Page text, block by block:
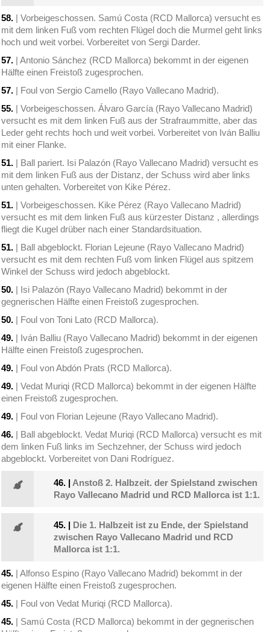
58. | Vorbeigeschossen. Samú Costa (RCD Mallorca) versucht es
mit dem linken Fuß vom rechten Flügel doch die Murmel geht links
hoch und weit vorbei. Vorbereitet von Sergi Darder.
57. | Antonio Sánchez (RCD Mallorca) bekommt in der eigenen
Hälfte einen Freistoß zugesprochen.
57. | Foul von Sergio Camello (Rayo Vallecano Madrid).
55. | Vorbeigeschossen. Álvaro García (Rayo Vallecano Madrid)
versucht es mit dem linken Fuß aus der Strafraummitte, aber das
Leder geht rechts hoch und weit vorbei. Vorbereitet von Iván Balliu
mit einer Flanke.
51. | Ball pariert. Isi Palazón (Rayo Vallecano Madrid) versucht es
mit dem linken Fuß aus der Distanz, der Schuss wird aber links
unten gehalten. Vorbereitet von Kike Pérez.
51. | Vorbeigeschossen. Kike Pérez (Rayo Vallecano Madrid)
versucht es mit dem linken Fuß aus kürzester Distanz , allerdings
fliegt die Kugel drüber nach einer Standardsituation.
51. | Ball abgeblockt. Florian Lejeune (Rayo Vallecano Madrid)
versucht es mit dem rechten Fuß vom linken Flügel aus spitzem
Winkel der Schuss wird jedoch abgeblockt.
50. | Isi Palazón (Rayo Vallecano Madrid) bekommt in der
gegnerischen Hälfte einen Freistoß zugesprochen.
50. | Foul von Toni Lato (RCD Mallorca).
49. | Iván Balliu (Rayo Vallecano Madrid) bekommt in der eigenen
Hälfte einen Freistoß zugesprochen.
49. | Foul von Abdón Prats (RCD Mallorca).
49. | Vedat Muriqi (RCD Mallorca) bekommt in der eigenen Hälfte
einen Freistoß zugesprochen.
49. | Foul von Florian Lejeune (Rayo Vallecano Madrid).
46. | Ball abgeblockt. Vedat Muriqi (RCD Mallorca) versucht es mit
dem linken Fuß links im Sechzehner, der Schuss wird jedoch
abgeblockt. Vorbereitet von Dani Rodríguez.
46. | Anstoß 2. Halbzeit. der Spielstand zwischen
Rayo Vallecano Madrid und RCD Mallorca ist 1:1.
45. | Die 1. Halbzeit ist zu Ende, der Spielstand
zwischen Rayo Vallecano Madrid und RCD
Mallorca ist 1:1.
45. | Alfonso Espino (Rayo Vallecano Madrid) bekommt in der
eigenen Hälfte einen Freistoß zugesprochen.
45. | Foul von Vedat Muriqi (RCD Mallorca).
45. | Samú Costa (RCD Mallorca) bekommt in der gegnerischen